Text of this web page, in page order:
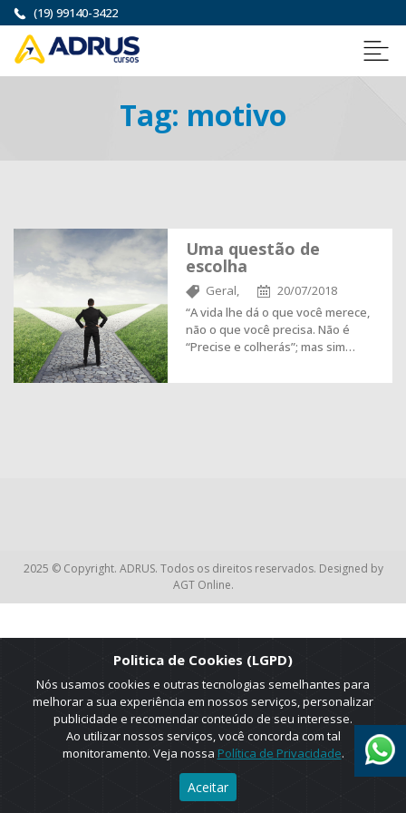
(19) 99140-3422
Tag: motivo
Uma questão de
escolha
Geral,
20/07/2018
“A vida lhe dá o que você merece,
não o que você precisa. Não é
“Precise e colherás”; mas sim…
2025 © Copyright. ADRUS. Todos os direitos reservados. Designed by
AGT Online.
Politica de Cookies (LGPD)
Nós usamos cookies e outras tecnologias semelhantes para
melhorar a sua experiência em nossos serviços, personalizar
publicidade e recomendar conteúdo de seu interesse.
Ao utilizar nossos serviços, você concorda com tal
monitoramento. Veja nossa Política de Privacidade.
Aceitar